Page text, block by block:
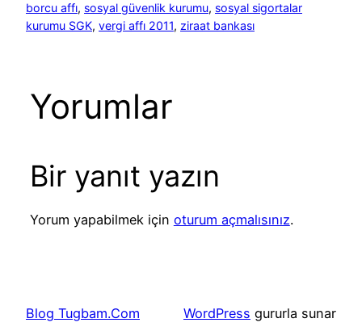
borcu affı, sosyal güvenlik kurumu, sosyal sigortalar
kurumu SGK, vergi affı 2011, ziraat bankası
Yorumlar
Bir yanıt yazın
Yorum yapabilmek için oturum açmalısınız.
Blog Tugbam.Com WordPress gururla sunar